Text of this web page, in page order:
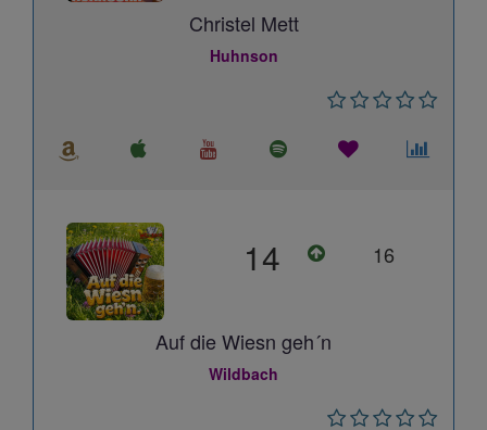
Christel Mett
Huhnson
14 16
Auf die Wiesn geh´n
Wildbach